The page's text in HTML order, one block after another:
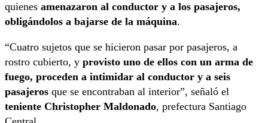
quienes amenazaron al conductor y a los pasajeros,
obligándolos a bajarse de la máquina.
“Cuatro sujetos que se hicieron pasar por pasajeros, a
rostro cubierto, y provisto uno de ellos con un arma de
fuego, proceden a intimidar al conductor y a seis
pasajeros que se encontraban al interior”, señaló el
teniente Christopher Maldonado, prefectura Santiago